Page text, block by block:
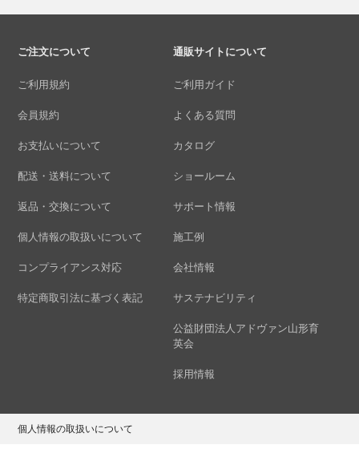
ご注文について
ご利用規約
会員規約
お支払いについて
配送・送料について
返品・交換について
個人情報の取扱いについて
コンプライアンス対応
特定商取引法に基づく表記
通販サイトについて
ご利用ガイド
よくある質問
カタログ
ショールーム
サポート情報
施工例
会社情報
サステナビリティ
公益財団法人アドヴァン山形育
英会
採用情報
個人情報の取扱いについて